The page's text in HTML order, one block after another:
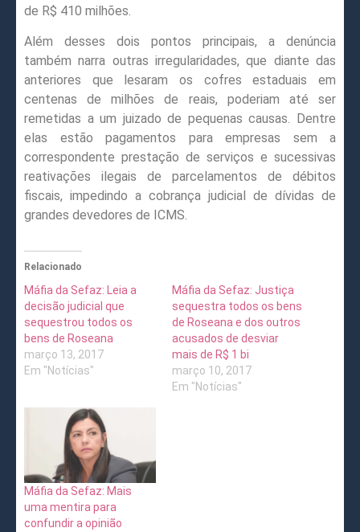
de R$ 410 milhões.
Além desses dois pontos principais, a denúncia
também narra outras irregularidades, que diante das
anteriores que lesaram os cofres estaduais em
centenas de milhões de reais, poderiam até ser
remetidas a um juizado de pequenas causas. Dentre
elas estão pagamentos para empresas sem a
correspondente prestação de serviços e sucessivas
reativações ilegais de parcelamentos de débitos
fiscais, impedindo a cobrança judicial de dívidas de
grandes devedores de ICMS.
Relacionado
Máfia da Sefaz: Leia a
decisão judicial que
sequestrou todos os
bens de Roseana
março 13, 2017
Em "Notícias"
Máfia da Sefaz: Justiça
sequestra todos os bens
de Roseana e dos outros
acusados de desviar
mais de R$ 1 bi
março 10, 2017
Em "Notícias"
Máfia da Sefaz: Mais
uma mentira para
confundir a opinião